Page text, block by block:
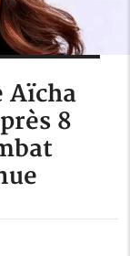
Aïcha
8